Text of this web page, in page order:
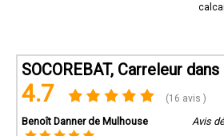
SOCOREBAT, Carreleur
4.7 (16 avis )
Benoît Danner de Mulhouse Avis